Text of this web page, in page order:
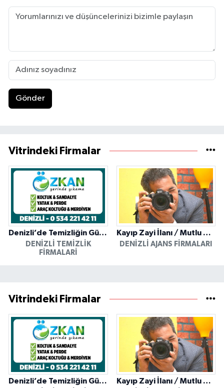
Gönder
Vitrindeki Firmalar
Denizli’de Temizliğin Güvenilir Adresi: Özkan Yerinde Yıkama
DENIZLI TEMIZLIK
FIRMALARI
Kayıp Zayi İlanı / Mutlu Ajans / Denizli
DENIZLI AJANS FIRMALARI
Vitrindeki Firmalar
Denizli’de Temizliğin Güvenilir Adresi: Özkan Yerinde Yıkama Kayıp Zayi İlanı / Mutlu Ajans / Denizli